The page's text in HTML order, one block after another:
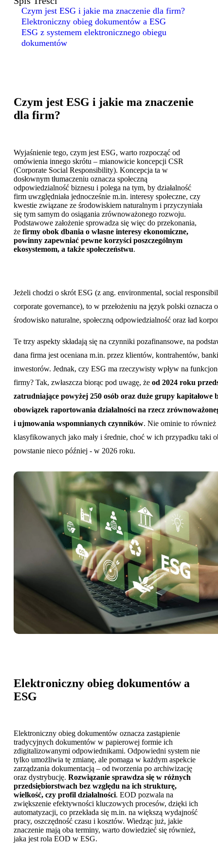
Czym jest ESG i jakie ma znaczenie dla firm?
Elektroniczny obieg dokumentów a ESG
ESG z systemem elektronicznego obiegu
dokumentów
Czym jest ESG i jakie ma znaczenie
dla firm?
Wyjaśnienie tego, czym jest ESG, warto rozpocząć od
omówienia innego skrótu – mianowicie koncepcji CSR
(Corporate Social Responsibility). Koncepcja ta w
dosłownym tłumaczeniu oznacza społeczną
odpowiedzialność biznesu i polega na tym, by działalność
firm uwzględniała jednocześnie m.in. interesy społeczne, czy
kwestie związane ze środowiskiem naturalnym i przyczyniała
się tym samym do osiągania zrównoważonego rozwoju.
Podstawowe założenie sprowadza się więc do przekonania,
że firmy obok dbania o własne interesy ekonomiczne,
powinny zapewniać pewne korzyści poszczególnym
ekosystemom, a także społeczeństwu.
Jeżeli chodzi o skrót ESG (z ang. environmental, social
corporate governance), to w przełożeniu na język polski oznacza
środowisko naturalne, społeczną odpowiedzialność oraz ład
Te trzy aspekty składają się na czynniki pozafinansowe, na
dana firma jest oceniana m.in. przez klientów, kontrahentów,
inwestorów. Jednak, czy ESG ma rzeczywisty wpływ na
firmy? Tak, zwłaszcza biorąc pod uwagę, że od 2024 roku
zatrudniające powyżej 250 osób oraz duże grupy kapitałowe
obowiązek raportowania działalności na rzecz
i ujmowania wspomnianych czynników. Nie ominie to
klasyfikowanych jako mały i średnie, choć w ich przypadku taki
powstanie nieco później - w 2026 roku.
Elektroniczny obieg dokumentów a
ESG
Elektroniczny obieg dokumentów oznacza zastąpienie
tradycyjnych dokumentów w papierowej formie ich
zdigitalizowanymi odpowiednikami. Odpowiedni system nie
tylko umożliwia tę zmianę, ale pomaga w każdym aspekcie
zarządzania dokumentacją – od tworzenia po archiwizację
oraz dystrybucję. Rozwiązanie sprawdza się w różnych
przedsiębiorstwach bez względu na ich strukturę,
wielkość, czy profil działalności. EOD pozwala na
zwiększenie efektywności kluczowych procesów, dzięki ich
automatyzacji, co przekłada się m.in. na większą wydajność
pracy, oszczędność czasu i kosztów. Wiedząc już, jakie
znaczenie mają oba terminy, warto dowiedzieć się również,
jaka jest rola EOD w ESG.